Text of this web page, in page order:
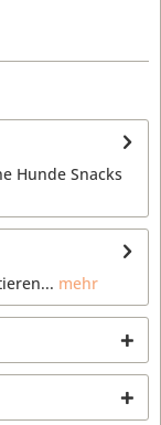
Hunde Snacks
mehr